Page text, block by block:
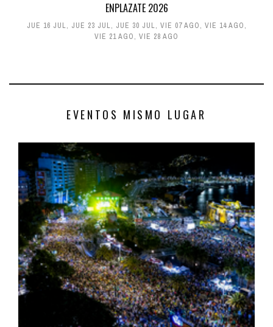
ENPLAZATE 2026
JUE 16 JUL, JUE 23 JUL, JUE 30 JUL, VIE 07 AGO, VIE 14 AGO,
VIE 21 AGO, VIE 28 AGO
EVENTOS MISMO LUGAR